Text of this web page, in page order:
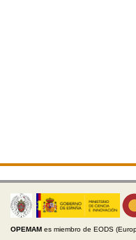
OPEMAM es miembro de EODS